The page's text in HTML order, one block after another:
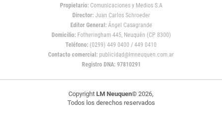
Propietario:Comunicaciones y Medios S.A
Director: Juan Carlos Schroeder
Editor General:Ángel Casagrande
Domicilio:Fotheringham 445, Neuquén (CP 8300)
Teléfono: (0299) 449 0400 / 449 0410
Contacto comercial: publicidad@lmneuquen.com.ar
Registro DNA: 97810291
Copyright LM Neuquen© 2026,
Todos los derechos reservados